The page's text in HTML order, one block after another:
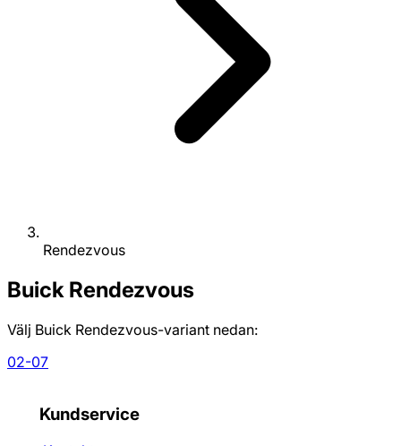
Rendezvous
Buick Rendezvous
Välj Buick Rendezvous-variant nedan:
02-07
Kundservice